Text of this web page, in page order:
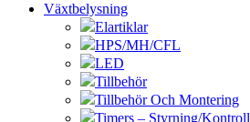
Växtbelysning
Elartiklar
HPS/MH/CFL
LED
Tillbehör
Tillbehör Och Montering
Timers – Styrning/Kontroll